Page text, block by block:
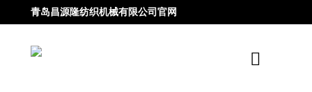
青岛昌源隆纺织机械有限公司官网